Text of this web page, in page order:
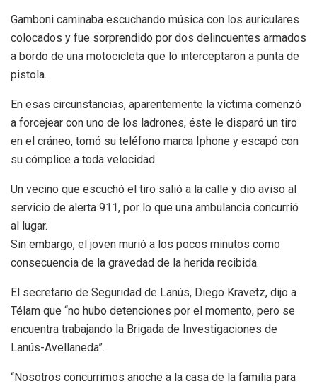
Gamboni caminaba escuchando música con los auriculares
colocados y fue sorprendido por dos delincuentes armados
a bordo de una motocicleta que lo interceptaron a punta de
pistola.
En esas circunstancias, aparentemente la ví­ctima comenzó
a forcejear con uno de los ladrones, éste le disparó un tiro
en el cráneo, tomó su teléfono marca Iphone y escapó con
su cómplice a toda velocidad.
Un vecino que escuchó el tiro salió a la calle y dio aviso al
servicio de alerta 911, por lo que una ambulancia concurrió
al lugar.
Sin embargo, el joven murió a los pocos minutos como
consecuencia de la gravedad de la herida recibida.
El secretario de Seguridad de Lanús, Diego Kravetz, dijo a
Télam que “no hubo detenciones por el momento, pero se
encuentra trabajando la Brigada de Investigaciones de
Lanús-Avellaneda”.
“Nosotros concurrimos anoche a la casa de la familia para